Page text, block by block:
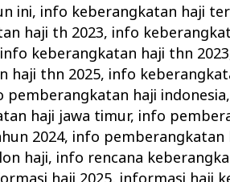
ini, info keberangkatan haji
haji th 2023, info
info keberangkatan haji thn 2023
haji thn 2025, info
pemberangkatan haji indonesia,
haji jawa timur, info
2024, info pemberangkatan
haji, info rencana